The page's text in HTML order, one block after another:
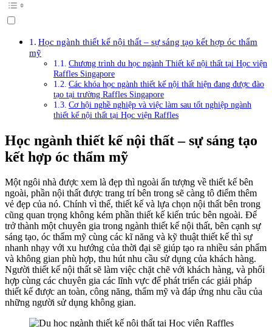
Học ngành thiết kế nội thất – sự sáng tạo kết hợp óc thẩm
mỹ
Chương trình du học ngành Thiết kế nội thất tại Học viện
Raffles Singapore
Các khóa học ngành thiết kế nội thất hiện đang được đào
tạo tại trường Raffles Singapore
Cơ hội nghề nghiệp và việc làm sau tốt nghiệp ngành
thiết kế nội thất tại Học viện Raffles
Học ngành thiết kế nội thất – sự sáng tạo
kết hợp óc thẩm mỹ
Một ngôi nhà được xem là đẹp thì ngoài ấn tượng về thiết kế bên
ngoài, phần nội thất được trang trí bên trong sẽ càng tô điểm thêm
vẻ đẹp của nó. Chính vì thế, thiết kế và lựa chọn nội thất bên trong
cũng quan trọng không kém phần thiết kế kiến trúc bên ngoài. Để
trở thành một chuyên gia trong ngành thiết kế nội thất, bên cạnh sự
sáng tạo, óc thẩm mỹ cùng các kĩ năng và kỹ thuật thiết kế thì sự
nhanh nhạy với xu hướng của thời đại sẽ giúp tạo ra nhiều sản phẩm
và không gian phù hợp, thu hút nhu cầu sử dụng của khách hàng.
Người thiết kế nội thất sẽ làm việc chặt chẽ với khách hàng, và phối
hợp cùng các chuyên gia các lĩnh vực để phát triển các giải pháp
thiết kế được an toàn, công năng, thẩm mỹ và đáp ứng nhu cầu của
những người sử dụng không gian.